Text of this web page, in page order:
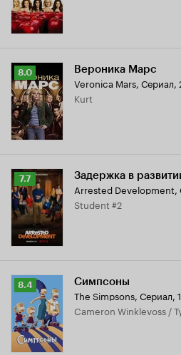
Рейтинг
Кинопоиска
8.0
8.0 Вероника Марс
Veronica Mars, Сериал,
Kurt
Рейтинг
Кинопоиска
7.7
7.7 Задержка в
Arrested Development,
Student #2
Рейтинг
Кинопоиска
8.4
8.4 Симпсоны
The Simpsons, Сериал,
Cameron Winklevoss /